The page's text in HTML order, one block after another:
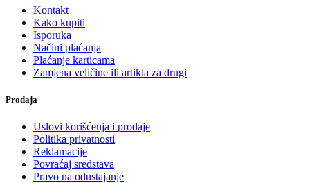
Kontakt
Kako kupiti
Isporuka
Načini plaćanja
Plaćanje karticama
Zamjena veličine ili artikla za drugi
Prodaja
Uslovi korišćenja i prodaje
Politika privatnosti
Reklamacije
Povraćaj sredstava
Pravo na odustajanje